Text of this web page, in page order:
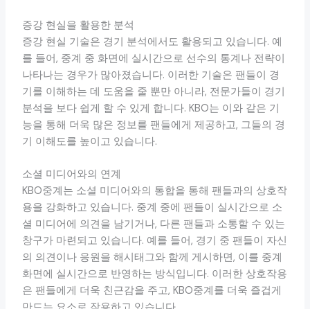
증강 현실을 활용한 분석
증강 현실 기술은 경기 분석에서도 활용되고 있습니다. 예
를 들어, 중계 중 화면에 실시간으로 선수의 통계나 전략이
나타나는 경우가 많아졌습니다. 이러한 기술은 팬들이 경
기를 이해하는 데 도움을 줄 뿐만 아니라, 전문가들이 경기
분석을 보다 쉽게 할 수 있게 합니다. KBO는 이와 같은 기
능을 통해 더욱 많은 정보를 팬들에게 제공하고, 그들의 경
기 이해도를 높이고 있습니다.
소셜 미디어와의 연계
KBO중계는 소셜 미디어와의 통합을 통해 팬들과의 상호작
용을 강화하고 있습니다. 중계 중에 팬들이 실시간으로 소
셜 미디어에 의견을 남기거나, 다른 팬들과 소통할 수 있는
창구가 마련되고 있습니다. 예를 들어, 경기 중 팬들이 자신
의 의견이나 응원을 해시태그와 함께 게시하면, 이를 중계
화면에 실시간으로 반영하는 방식입니다. 이러한 상호작용
은 팬들에게 더욱 친근감을 주고, KBO중계를 더욱 즐겁게